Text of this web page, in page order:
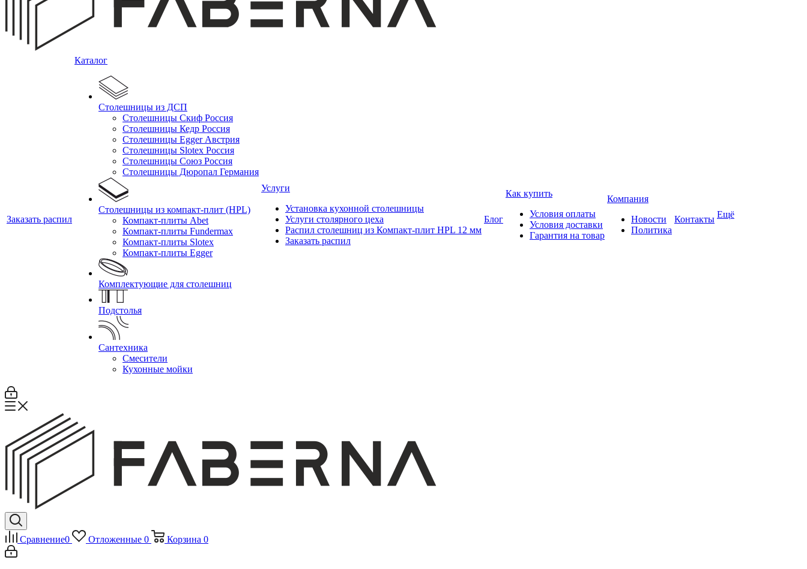
Заказать распил
Каталог
Столешницы из ДСП
Столешницы Скиф Россия
Столешницы Кедр Россия
Столешницы Egger Австрия
Столешницы Slotex Россия
Столешницы Союз Россия
Столешницы Дюропал Германия
Столешницы из компакт-плит (HPL)
Компакт-плиты Abet
Компакт-плиты Fundermax
Компакт-плиты Slotex
Компакт-плиты Egger
Комплектующие для столешниц
Подстолья
Сантехника
Смесители
Кухонные мойки
Услуги
Установка кухонной столешницы
Услуги столярного цеха
Распил столешниц из Компакт-плит HPL 12 мм
Заказать распил
Блог
Как купить
Условия оплаты
Условия доставки
Гарантия на товар
Компания
Новости
Политика
Контакты Ещё
Сравнение0 Отложенные 0 Корзина 0